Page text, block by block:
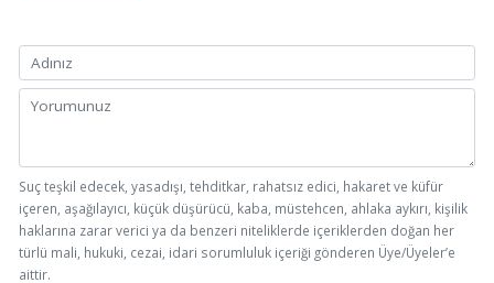
Suç teşkil edecek, yasadışı, tehditkar, rahatsız edici, hakaret ve küfür
içeren, aşağılayıcı, küçük düşürücü, kaba, müstehcen, ahlaka aykırı, kişilik
haklarına zarar verici ya da benzeri niteliklerde içeriklerden doğan her
türlü mali, hukuki, cezai, idari sorumluluk içeriği gönderen Üye/Üyeler’e
aittir.